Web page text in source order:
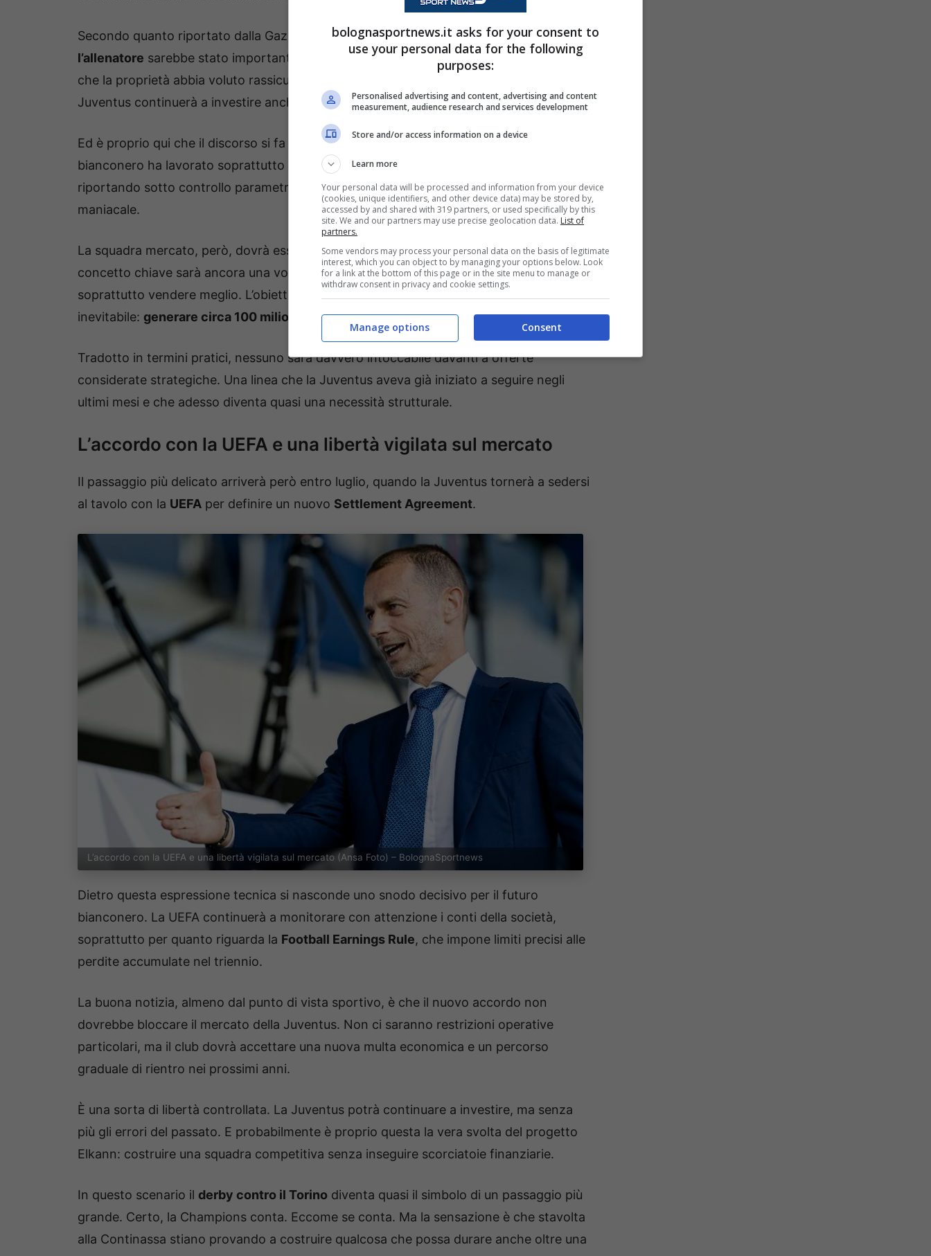
Secondo quanto riportato dalla Gazzetta dello Sport, ilconfronto recente tra Elkann e
l’allenatore sarebbe stato importante anche dal punto di vista umano. La sensazione è
che la proprietà abbia voluto rassicurare Spalletti su un aspetto fondamentale: la
Juventus continuerà a investire anche senza i ricavi della Champions League.
Ed è proprio qui che il discorso si fa interessante. Perché negli ultimi anni il club
bianconero ha lavorato soprattutto sul risanamento economico, riducendo costi e
riportando sotto controllo parametri che la UEFA osserva ormai con attenzione
maniacale.
La squadra mercato, però, dovrà essere molto più creativa rispetto al passato. Il
concetto chiave sarà ancora una volta il
player trading: acquistare bene, valorizzare e
soprattutto vendere meglio. L’obiettivo fissato internamente è pesante, quasi
inevitabile: generare circa 100 milioni di euro attraverso le uscite
Tradotto in termini pratici, nessuno sarà davvero intoccabile davanti a offerte
considerate strategiche. Una linea che la Juventus aveva già iniziato a seguire negli
ultimi mesi e che adesso diventa quasi una necessità strutturale.
L’accordo con la UEFA e una libertà vigilata sul mercato
Il passaggio più delicato arriverà però entro luglio, quando la Juventus tornerà a sedersi
al tavolo con la UEFA per definire un nuovo Settlement Agreement.
L’accordo con la UEFA e una libertà vigilata sul mercato (Ansa Foto) – BolognaSportnews
Dietro questa espressione tecnica si nasconde uno snodo decisivo per il futuro
bianconero. La UEFA continuerà a monitorare con attenzione i conti della società,
soprattutto per quanto riguarda la Football Earnings Rule, che impone limiti precisi alle
perdite accumulate nel triennio.
La buona notizia, almeno dal punto di vista sportivo, è che il nuovo accordo non
dovrebbe bloccare il mercato della Juventus. Non ci saranno restrizioni operative
particolari, ma il club dovrà accettare una nuova multa economica e un percorso
graduale di rientro nei prossimi anni.
È una sorta di libertà controllata. La Juventus potrà continuare a investire, ma senza
più gli errori del passato. E probabilmente è proprio questa la vera svolta del progetto
Elkann: costruire una squadra competitiva senza inseguire scorciatoie finanziarie.
In questo scenario il derby contro il Torino diventa quasi il simbolo di un passaggio più
grande. Certo, la Champions conta. Eccome se conta. Ma la sensazione è che stavolta
alla Continassa stiano provando a costruire qualcosa che possa durare anche oltre una
bolognasportnews.it asks for your consent to
use your personal data for the following
purposes:
Personalised advertising and content, advertising and content
measurement, audience research and services development
Store and/or access information on a device
Learn more
Your personal data will be processed and information from your device
(cookies, unique identifiers, and other device data) may be stored by,
accessed by and shared with 319 partners, or used specifically by this
site. We and our partners may use precise geolocation data. List of
partners.
Some vendors may process your personal data on the basis of legitimate
interest, which you can object to by managing your options below. Look
for a link at the bottom of this page or in the site menu to manage or
withdraw consent in privacy and cookie settings.
Consent
Manage options